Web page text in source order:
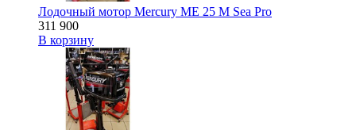
Лодочный мотор Mercury ME 25 M Sea Pro
311 900
В корзину